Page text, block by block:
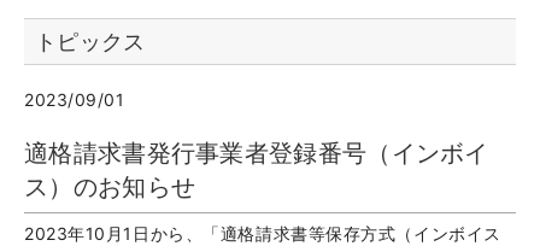
トピックス
2023/09/01
適格請求書発行事業者登録番号（インボイ
ス）のお知らせ
2023年10月1日から、「適格請求書等保存方式（インボイス